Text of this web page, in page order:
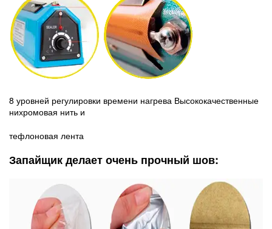
8 уровней регулировки времени нагрева Высококачественные
нихромовая нить и
тефлоновая лента
Запайщик делает очень прочный шов: